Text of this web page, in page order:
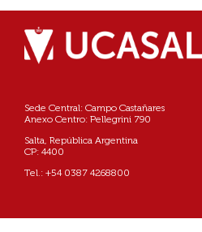
Sede Central: Campo Castañares
Anexo Centro: Pellegrini 790
Salta, República Argentina
CP: 4400
Tel.: +54 0387 4268800